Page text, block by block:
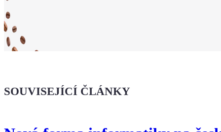
že jsi Maker!
SOUVISEJÍCÍ ČLÁNKY